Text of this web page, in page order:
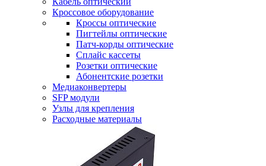
Кроссовое оборудование
Кроссы оптические
Пигтейлы оптические
Патч-корды оптические
Сплайс кассеты
Розетки оптические
Абонентские розетки
Медиаконвертеры
SFP модули
Узлы для крепления
Расходные материалы